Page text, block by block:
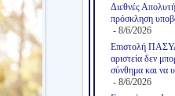
Διεθνές
πρόσκληση
- 8/6/2026
Επιστολή
αριστεία δεν
σύνθημα και να
- 8/6/2026